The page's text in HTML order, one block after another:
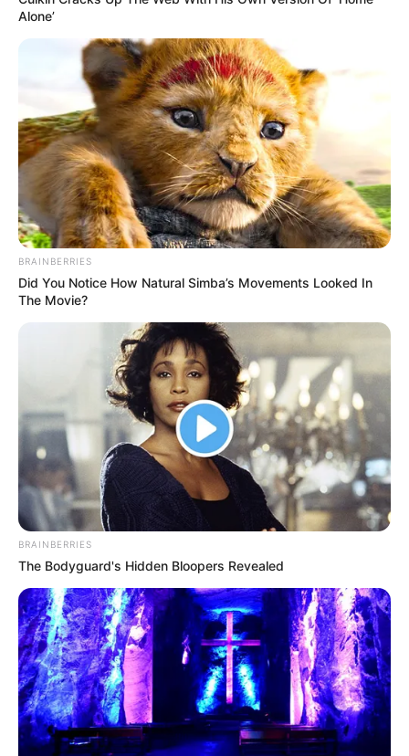
Alone’
BRAINBERRIES
Did You Notice How Natural Simba’s Movements Looked In
The Movie?
BRAINBERRIES
The Bodyguard's Hidden Bloopers Revealed